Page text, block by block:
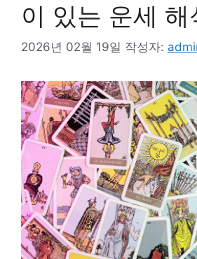
이 있는 운세 해
2026년 02월 19일 작성자: